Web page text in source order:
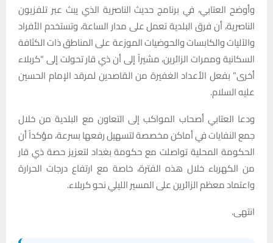
وأوضح العتابي، في برنامج حديث الناصرية الذي يبث عبر تلفزيون
الناصرية، أن فرق البلدية تعمل على مدار الساعة، وتستخدم الأفراد
والآليات والكابسات والحوضيات الموزعة على المناطق ذات الكثافة
السكانية وممرات الزائرين، مشيراً إلى أن ذي قار تحولت إلى “كربلاء
أخرى” بفعل الأعداد الغفيرة من القاصدين لمرقد الإمام الحسين
عليه السلام.
ودعا العتابي أصحاب المواكب إلى التعاون مع البلدية من خلال
جمع النفايات في أماكن مخصصة لتسهيل رفعها بسرعة، مؤكداً أن
الحكومة المحلية تواصلت مع حكومة بغداد لتعزيز حصة ذي قار
من الكهرباء خلال هذه الفترة، خاصة مع ارتفاع درجات الحرارة
واعتماد معظم الزائرين على المسير الليلي نحو كربلاء.
انتهى.